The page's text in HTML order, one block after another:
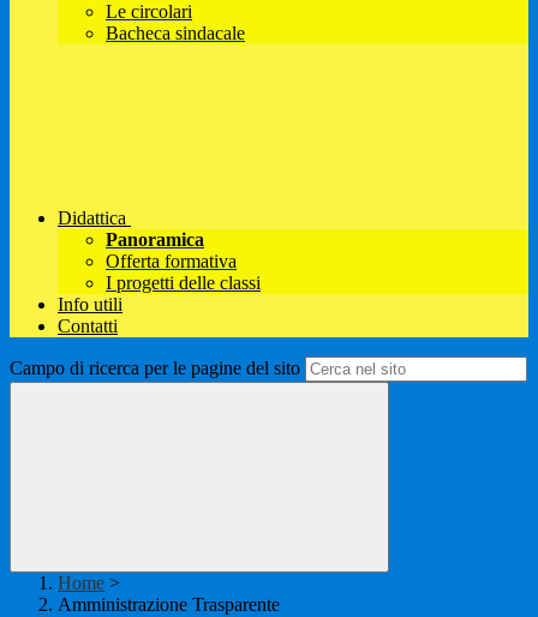
Le circolari
Bacheca sindacale
Didattica
Panoramica
Offerta formativa
I progetti delle classi
Info utili
Contatti
Campo di ricerca per le pagine del sito
Home >
Amministrazione Trasparente